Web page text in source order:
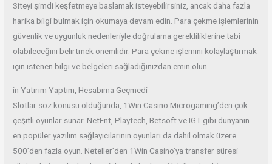
Siteyi şimdi keşfetmeye başlamak isteyebilirsiniz, ancak daha fazla
harika bilgi bulmak için okumaya devam edin. Para çekme işlemlerinin
güvenlik ve uygunluk nedenleriyle doğrulama gerekliliklerine tabi
olabileceğini belirtmek önemlidir. Para çekme işlemini kolaylaştırmak
için istenen bilgi ve belgeleri sağladığınızdan emin olun.
in Yatırım Yaptım, Hesabıma Geçmedi
Slotlar söz konusu olduğunda, 1Win Casino Microgaming’den çok
çeşitli oyunlar sunar. NetEnt, Playtech, Betsoft ve IGT gibi dünyanın
en popüler yazılım sağlayıcılarının oyunları da dahil olmak üzere
500’den fazla oyun. Neteller’den 1Win Casino’ya transfer süresi